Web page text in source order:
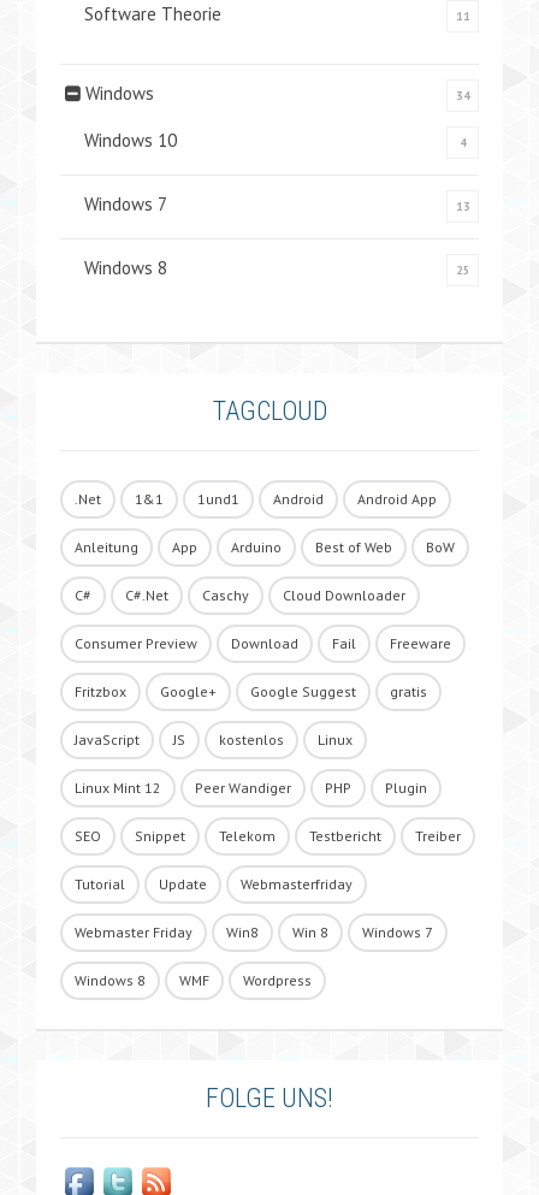
Software Theorie 11
Windows 34
Windows 10 4
Windows 7 13
Windows 8 25
TAGCLOUD
.Net 1&1 1und1 Android Android App
Anleitung App Arduino Best of Web BoW
C# C#.Net Caschy Cloud Downloader
Consumer Preview Download Fail Freeware
Fritzbox Google+ Google Suggest gratis
JavaScript JS kostenlos Linux
Linux Mint 12 Peer Wandiger PHP Plugin
SEO Snippet Telekom Testbericht Treiber
Tutorial Update Webmasterfriday
Webmaster Friday Win8 Win 8 Windows 7
Windows 8 WMF Wordpress
FOLGE UNS!